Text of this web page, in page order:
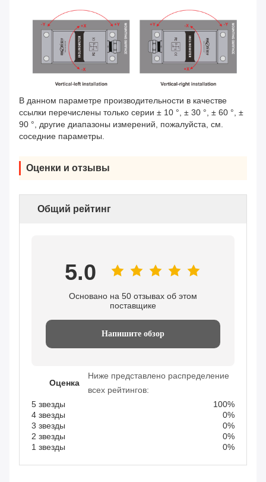
В данном параметре производительности в качестве
ссылки перечислены только серии ± 10 °, ± 30 °, ± 60 °, ±
90 °, другие диапазоны измерений, пожалуйста, см.
соседние параметры.
Оценки и отзывы
Общий рейтинг
5.0
Основано на 50 отзывах об этом
поставщике
Напишите обзор
Оценка
Ниже представлено распределение
всех рейтингов:
5 звезды
100%
4 звезды
0%
3 звезды
0%
2 звезды
0%
1 звезды
0%